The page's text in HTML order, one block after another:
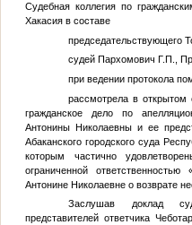
Судебная коллегия по
Хакасия в составе
председательствующего
судей Пархомович Г.П.,
при ведении протокола
рассмотрела в
гражданское дело по
Антонины Николаевны и ее
Абаканского городского суда
которым частично
ограниченной
Антонине Николаевне о возврате
Заслушав доклад
представителей ответчика